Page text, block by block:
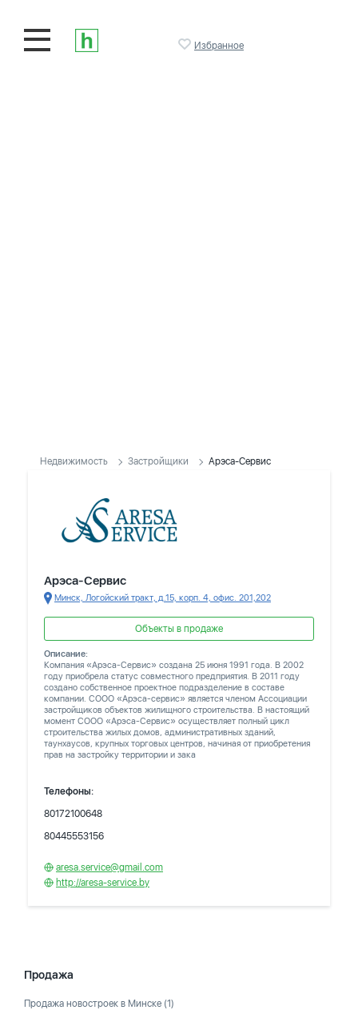
Избранное
Недвижимость Застройщики Арэса-Сервис
Арэса-Сервис
Минск, Логойский тракт, д.15, корп. 4, офис. 201,202
Объекты в продаже
Описание:
Компания «Арэса-Сервис» создана 25 июня 1991 года. В 2002
году приобрела статус совместного предприятия. В 2011 году
создано собственное проектное подразделение в составе
компании. СООО «Арэса-сервис» является членом Ассоциации
застройщиков объектов жилищного строительства. В настоящий
момент СООО «Арэса-Сервис» осуществляет полный цикл
строительства жилых домов, административных зданий,
таунхаусов, крупных торговых центров, начиная от приобретения
прав на застройку территории и зака
Телефоны:
80172100648
80445553156
aresa.service@gmail.com
http://aresa-service.by
Продажа
Продажа новостроек в Минске (1)